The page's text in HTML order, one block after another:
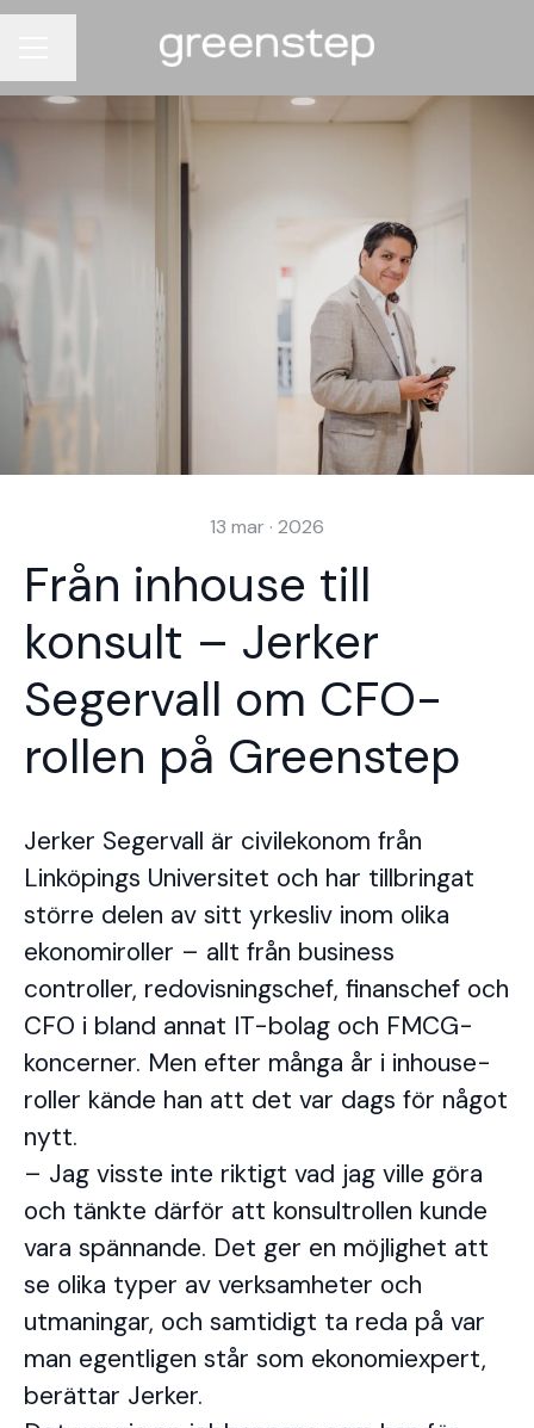
13 mar · 2026
Från inhouse till
konsult – Jerker
Segervall om CFO-
rollen på Greenstep
Jerker Segervall är civilekonom från
Linköpings Universitet och har tillbringat
större delen av sitt yrkesliv inom olika
ekonomiroller – allt från business
controller, redovisningschef, finanschef och
CFO i bland annat IT-bolag och FMCG-
koncerner. Men efter många år i inhouse-
roller kände han att det var dags för något
nytt.
– Jag visste inte riktigt vad jag ville göra
och tänkte därför att konsultrollen kunde
vara spännande. Det ger en möjlighet att
se olika typer av verksamheter och
utmaningar, och samtidigt ta reda på var
man egentligen står som ekonomiexpert,
berättar Jerker.